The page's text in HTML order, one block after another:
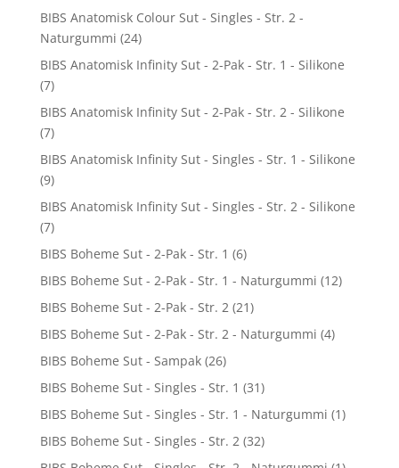
BIBS Anatomisk Colour Sut - Singles - Str. 2 -
Naturgummi (24)
BIBS Anatomisk Infinity Sut - 2-Pak - Str. 1 - Silikone
(7)
BIBS Anatomisk Infinity Sut - 2-Pak - Str. 2 - Silikone
(7)
BIBS Anatomisk Infinity Sut - Singles - Str. 1 - Silikone
(9)
BIBS Anatomisk Infinity Sut - Singles - Str. 2 - Silikone
(7)
BIBS Boheme Sut - 2-Pak - Str. 1 (6)
BIBS Boheme Sut - 2-Pak - Str. 1 - Naturgummi (12)
BIBS Boheme Sut - 2-Pak - Str. 2 (21)
BIBS Boheme Sut - 2-Pak - Str. 2 - Naturgummi (4)
BIBS Boheme Sut - Sampak (26)
BIBS Boheme Sut - Singles - Str. 1 (31)
BIBS Boheme Sut - Singles - Str. 1 - Naturgummi (1)
BIBS Boheme Sut - Singles - Str. 2 (32)